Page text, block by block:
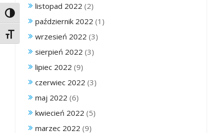
Toggle High Contrast
Toggle Font size
listopad 2022 (2)
październik 2022 (1)
wrzesień 2022 (3)
sierpień 2022 (3)
lipiec 2022 (9)
czerwiec 2022 (3)
maj 2022 (6)
kwiecień 2022 (5)
marzec 2022 (9)